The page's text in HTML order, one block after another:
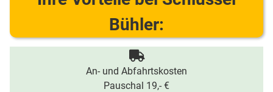
Bühler:
An- und Abfahrtskosten
Pauschal 19,- €